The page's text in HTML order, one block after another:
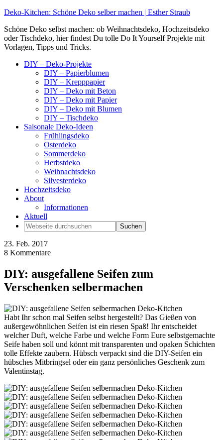
Deko-Kitchen: Schöne Deko selber machen | Esther Straub
Schöne Deko selbst machen: ob Weihnachtsdeko, Hochzeitsdeko
oder Tischdeko, hier findest Du tolle Do It Yourself Projekte mit
Vorlagen, Tipps und Tricks.
DIY – Deko-Projekte
DIY – Papierblumen
DIY – Krepppapier
DIY – Deko mit Beton
DIY – Deko mit Papier
DIY – Deko mit Blumen
DIY – Tischdeko
Saisonale Deko-Ideen
Frühlingsdeko
Osterdeko
Sommerdeko
Herbstdeko
Weihnachtsdeko
Silvesterdeko
Hochzeitsdeko
About
Informationen
Aktuell
23. Feb. 2017
8 Kommentare
DIY: ausgefallene Seifen zum
Verschenken selbermachen
Habt Ihr schon mal Seifen selbst hergestellt? Das Gießen von
außergewöhnlichen Seifen ist ein riesen Spaß! Ihr entscheidet
welcher Duft, welche Farbe und welche Form Eure selbstgemachte
Seife haben soll und könnt mit transparenten und opaken Schichten
tolle Effekte zaubern. Hübsch verpackt sind die DIY-Seifen ein
hübsches Mitbringsel oder ein ganz persönliches Geschenk zum
Valentinstag.